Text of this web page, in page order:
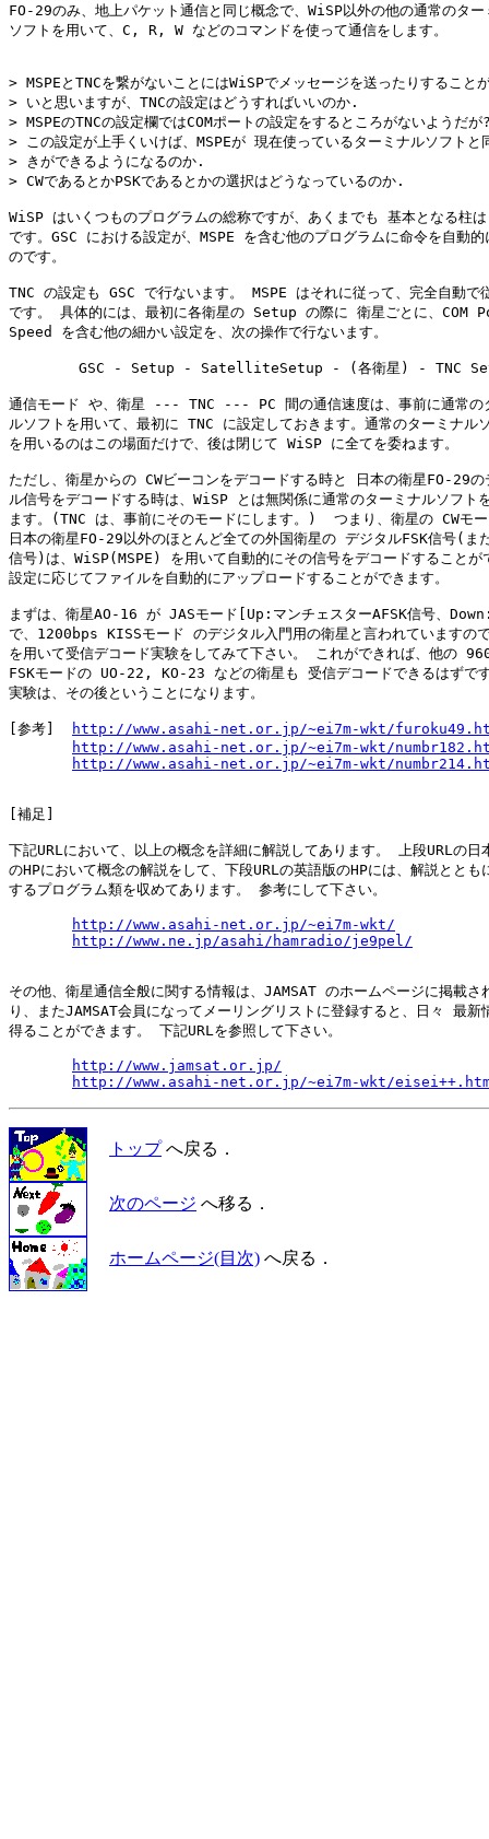
FO-29のみ、地上パケット通信と同じ概念で、WiSP以外の他の通常のター
ソフトを用いて、C, R, W などのコマンドを使って通信をします。
> MSPEとTNCを繋がないことにはWiSPでメッセージを送ったりすること
> いと思いますが、TNCの設定はどうすればいいのか.
> MSPEのTNCの設定欄ではCOMポートの設定をするところがないようだが
> この設定が上手くいけば、MSPEが 現在使っているターミナルソフトと
> きができるようになるのか.
> CWであるとかPSKであるとかの選択はどうなっているのか.
WiSP はいくつものプログラムの総称ですが、あくまでも 基本となる柱
です。GSC における設定が、MSPE を含む他のプログラムに命令を自動的
のです。
TNC の設定も GSC で行ないます。 MSPE はそれに従って、完全自動で
です。 具体的には、最初に各衛星の Setup の際に 衛星ごとに、
Speed を含む他の細かい設定を、次の操作で行ないます。
GSC - Setup - SatelliteSetup - (各衛星) - TNC
通信モード や、衛星 --- TNC --- PC 間の通信速度は、事前に通常の
ルソフトを用いて、最初に TNC に設定しておきます。通常のターミナル
を用いるのはこの場面だけで、後は閉じて WiSP に全てを委ねます。
ただし、衛星からの CWビーコンをデコードする時と 日本の衛星FO-29の
ル信号をデコードする時は、WiSP とは無関係に通常のターミナルソフト
ます。(TNC は、事前にそのモードにします。)  つまり、衛星の CWモ
日本の衛星FO-29以外のほとんど全ての外国衛星の デジタルFSK信号(ま
信号)は、WiSP(MSPE) を用いて自動的にその信号をデコードすることが
設定に応じてファイルを自動的にアップロードすることができます。
まずは、衛星AO-16 が JASモード[Up:マンチェスターAFSK信号、
で、1200bps KISSモード のデジタル入門用の衛星と言われていますの
を用いて受信デコード実験をしてみて下さい。 これができれば、他の
FSKモードの UO-22, KO-23 などの衛星も 受信デコードできるはずで
実験は、その後ということになります。
[参考]
http://www.asahi-net.or.jp/~ei7m-wkt/
http://www.asahi-net.or.jp/~ei7m-wkt/
http://www.asahi-net.or.jp/~ei7m-wkt/
[補足]
下記URLにおいて、以上の概念を詳細に解説してあります。 上段URLの日
のHPにおいて概念の解説をして、下段URLの英語版のHPには、解説ととも
するプログラム類を収めてあります。 参考にして下さい。
http://www.asahi-net.or.jp/~ei7m-wkt/
http://www.ne.jp/asahi/hamradio/je9pel/
その他、衛星通信全般に関する情報は、JAMSAT のホームページに掲載さ
り、またJAMSAT会員になってメーリングリストに登録すると、日々 最新
得ることができます。 下記URLを参照して下さい。
http://www.jamsat.or.jp/
http://www.asahi-net.or.jp/~ei7m-wkt/
トップへ戻る．
次のページ へ移る．
ホームページ(目次) へ戻る．